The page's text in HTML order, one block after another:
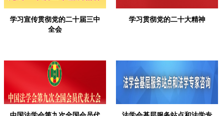
学习宣传贯彻党的二十届三中
全会
学习贯彻党的二十大精神